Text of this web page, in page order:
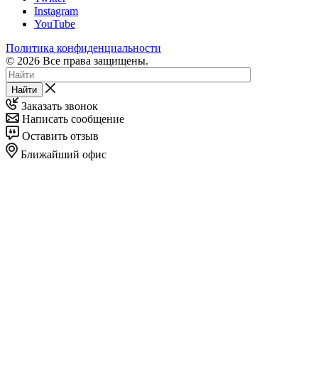
Instagram
YouTube
Политика конфиденциальности
© 2026 Все права защищены.
Найти
Заказать звонок
Написать сообщение
Оставить отзыв
Ближайший офис